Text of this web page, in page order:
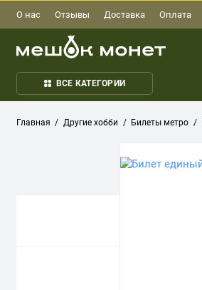
О нас Отзывы Доставка Оплата
ВСЕ КАТЕГОРИИ
Главная Другие хобби Билеты метро